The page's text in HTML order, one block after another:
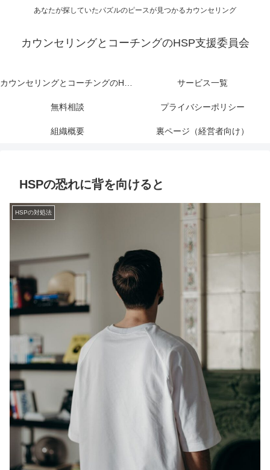
あなたが探していたパズルのピースが見つかるカウンセリング
カウンセリングとコーチングのHSP支援委員会
カウンセリングとコーチングのHSP支援委員会 サービス一覧
無料相談 プライバシーポリシー
組織概要 裏ページ（経営者向け）
HSPの恐れに背を向けると
HSPの対処法